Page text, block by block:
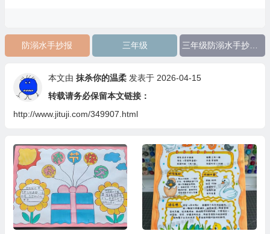
防溺水手抄报 三年级
本文由 抹杀你的温柔发表于 2026-04-15
转载请务必保留本文链接：
http://www.jituji.com/349907.html